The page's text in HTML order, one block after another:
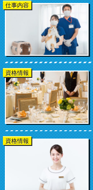
仕事内容
資格情報
資格情報